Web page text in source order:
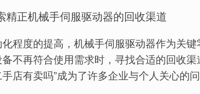
精正机械手伺服驱动器的回收渠道
程度的提高，机械手伺服驱动器作为关
不再符合使用需求时，寻找合适的回收
店有卖吗”成为了许多企业与个人关心的问